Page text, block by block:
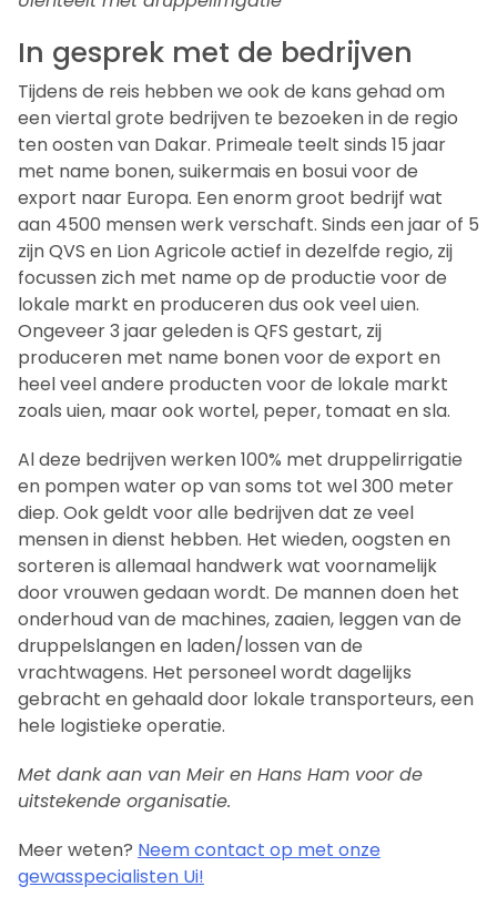
In gesprek met de bedrijven
Tijdens de reis hebben we ook de kans gehad om
een viertal grote bedrijven te bezoeken in de regio
ten oosten van Dakar. Primeale teelt sinds 15 jaar
met name bonen, suikermais en bosui voor de
export naar Europa. Een enorm groot bedrijf wat
aan 4500 mensen werk verschaft. Sinds een jaar of 5
zijn QVS en Lion Agricole actief in dezelfde regio, zij
focussen zich met name op de productie voor de
lokale markt en produceren dus ook veel uien.
Ongeveer 3 jaar geleden is QFS gestart, zij
produceren met name bonen voor de export en
heel veel andere producten voor de lokale markt
zoals uien, maar ook wortel, peper, tomaat en sla.
Al deze bedrijven werken 100% met druppelirrigatie
en pompen water op van soms tot wel 300 meter
diep. Ook geldt voor alle bedrijven dat ze veel
mensen in dienst hebben. Het wieden, oogsten en
sorteren is allemaal handwerk wat voornamelijk
door vrouwen gedaan wordt. De mannen doen het
onderhoud van de machines, zaaien, leggen van de
druppelslangen en laden/lossen van de
vrachtwagens. Het personeel wordt dagelijks
gebracht en gehaald door lokale transporteurs, een
hele logistieke operatie.
Met dank aan van Meir en Hans Ham voor de
uitstekende organisatie.
Meer weten? Neem contact op met onze
gewasspecialisten Ui!